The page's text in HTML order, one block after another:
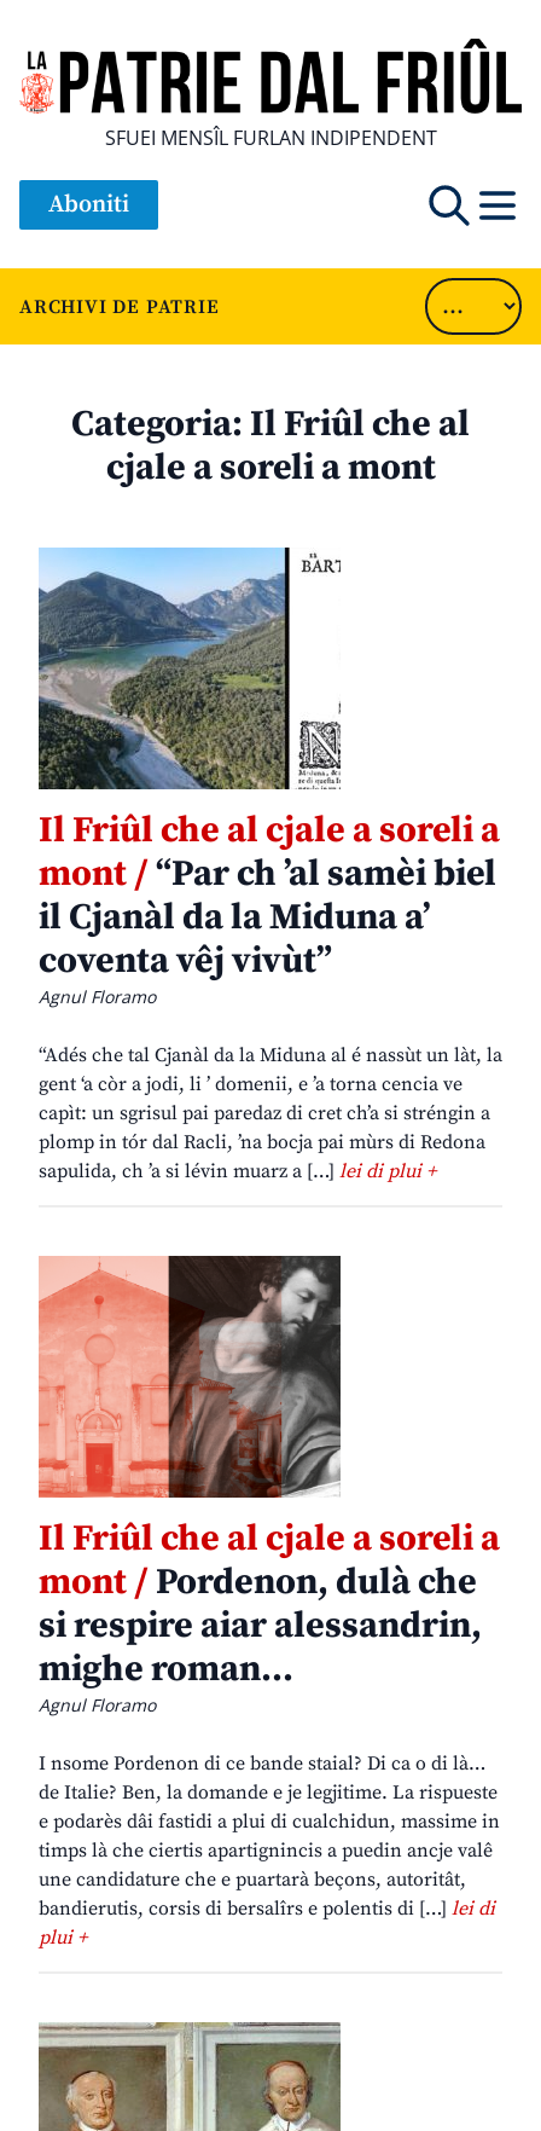
SFUEI MENSÎL FURLAN INDIPENDENT
Aboniti
ARCHIVI DE PATRIE
Categoria: Il Friûl che al
cjale a soreli a mont
Il Friûl che al cjale a soreli a
mont /“Par ch ’al samèi biel
il Cjanàl da la Miduna a’
coventa vêj vivùt”
Agnul Floramo
“Adés che tal Cjanàl da la Miduna al é nassùt un làt, la
gent ‘a còr a jodi, li ’ domenii, e ’a torna cencia ve
capìt: un sgrisul pai paredaz di cret ch’a si stréngin a
plomp in tór dal Racli, ’na bocja pai mùrs di Redona
sapulida, ch ’a si lévin muarz a […] lei di plui +
Il Friûl che al cjale a soreli a
mont /Pordenon, dulà che
si respire aiar alessandrin,
mighe roman…
Agnul Floramo
I nsome Pordenon di ce bande staial? Di ca o di là…
de Italie? Ben, la domande e je legjitime. La rispueste
e podarès dâi fastidi a plui di cualchidun, massime in
timps là che ciertis apartignincis a puedin ancje valê
une candidature che e puartarà beçons, autoritât,
bandierutis, corsis di bersalîrs e polentis di […] lei di
plui +